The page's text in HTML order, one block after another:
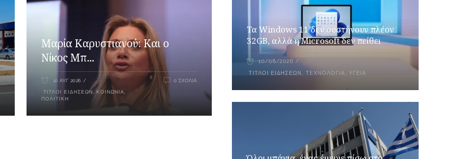
Μαρία Καρυστιανού: Και ο
Νίκος Μπ...
10 ΑΥΓ 2026
ΤΊΤΛΟΙ ΕΙΔΉΣΕΩΝ ,ΚΟΙΝΩΝΊΑ
ΠΟΛΙΤΙΚΉ
0 ΣΧΌΛΙΑ
Τα Windows 11 δεν συστήνουν πλέον
32GB, αλλά η Microsoft δεν πείθει
10/08/2026
ΤΊΤΛΟΙ ΕΙΔΉΣΕΩΝ ,ΤΕΧΝΟΛΟΓΊΑ,ΥΓΕΊΑ